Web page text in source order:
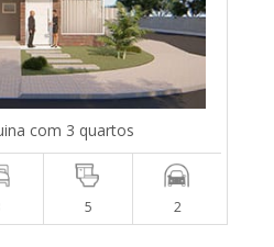
com 3 quartos
5 2